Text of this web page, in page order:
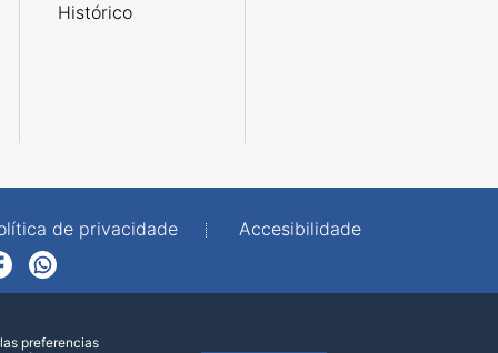
Histórico
de privacidade
Accesibilidade
preferencias